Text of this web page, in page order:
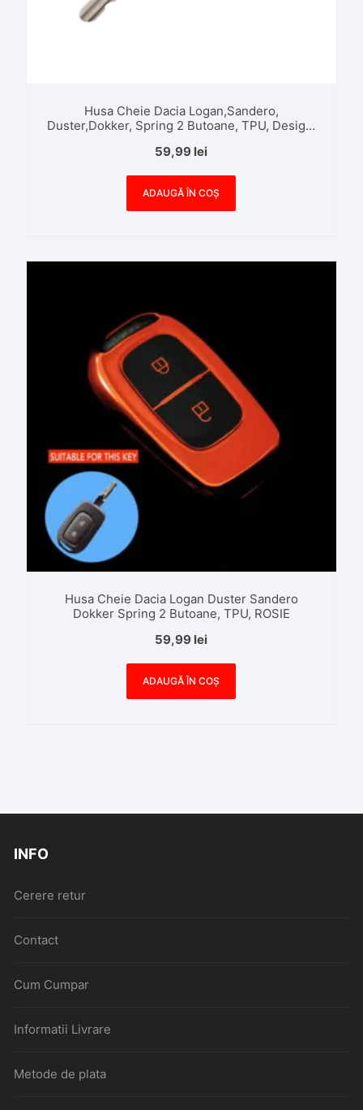
Husa Cheie Dacia Logan,Sandero,
Duster,Dokker, Spring 2 Butoane, TPU, Design,
59,99 lei
ADAUGĂ ÎN COȘ
Husa Cheie Dacia Logan Duster Sandero
Dokker Spring 2 Butoane, TPU, ROSIE
59,99 lei
ADAUGĂ ÎN COȘ
INFO
Cerere retur
Contact
Cum Cumpar
Informatii Livrare
Metode de plata